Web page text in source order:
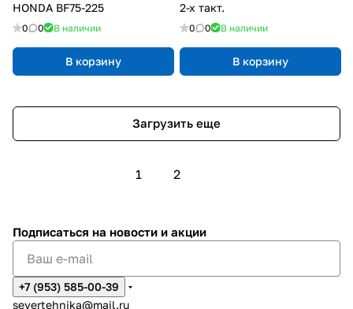
HONDA BF75-225
0 0 В наличии
В корзину
2-х такт.
0 0 В наличии
В корзину
Загрузить еще
1 2
Подписаться на новости и акции
+7 (953) 585-00-39
severtehnika@mail.ru